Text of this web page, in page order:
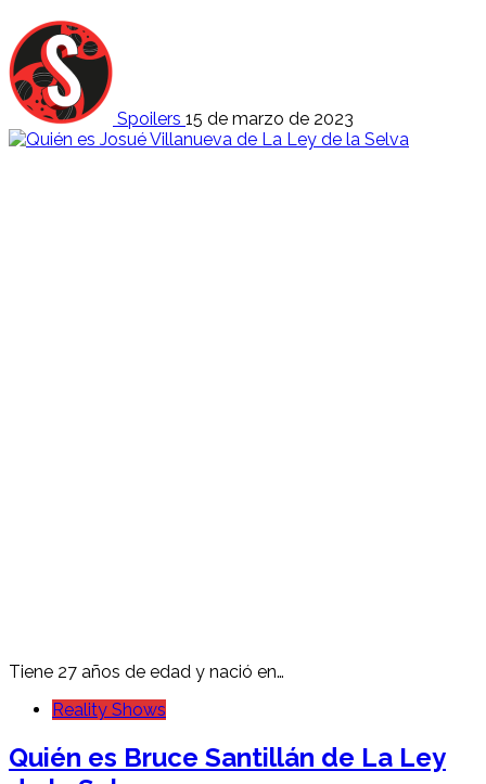
Spoilers 15 de marzo de 2023
Tiene 27 años de edad y nació en…
Reality Shows
Quién es Bruce Santillán de La Ley